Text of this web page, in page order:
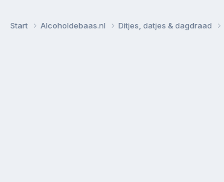
Start Alcoholdebaas.nl Ditjes, datjes & dagdraad